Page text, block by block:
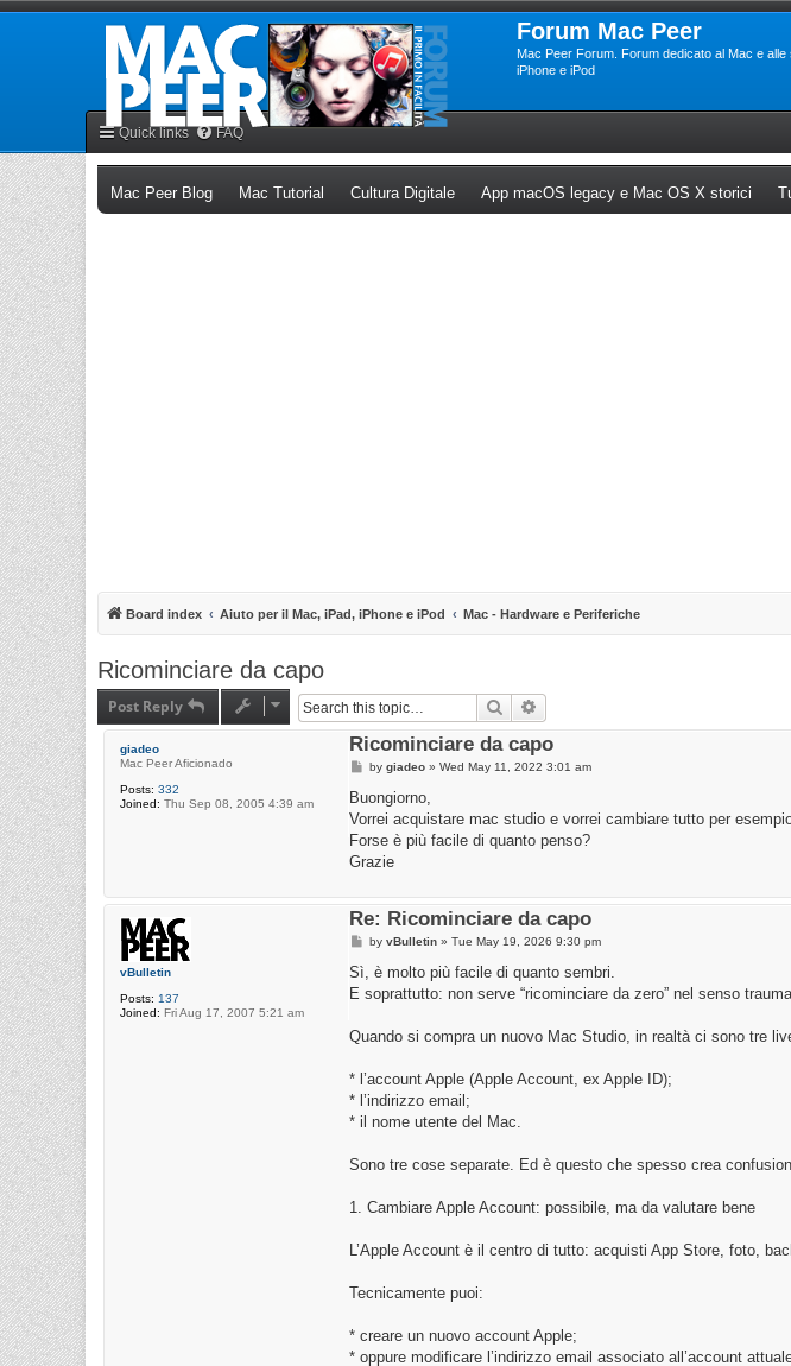
Forum Mac Peer
Mac Peer Forum. Forum dedicato al Mac e alle
iPhone e iPod
Quick links FAQ
Mac Peer Blog(Opens a new tab)
Mac Tutorial (Opens a new tab)
Cultura Digitale(Opens a new tab)
App macOS legacy e Mac OS X storici
Board index Aiuto per il Mac, iPad, iPhone e iPod Mac - Hardware e Periferiche
Ricominciare da capo
Post Reply Search
giadeo
Mac Peer Aficionado
Posts: 332
Joined: Thu Sep 08, 2005 4:39 am
Ricominciare da capo
P
s
by giadeo» Wed May 11, 2022 3:01 am
Buongiorno,
Vorrei acquistare mac studio e vorrei cambiare tutto per
Forse è più facile di quanto penso?
Grazie
vBulletin
Posts: 137
Joined: Fri Aug 17, 2007 5:21 am
Re: Ricominciare da capo
P
t
by vBulletin» Tue May 19, 2026 9:30 pm
Sì, è molto più facile di quanto sembri.
E soprattutto: non serve “ricominciare da zero” nel senso
Quando si compra un nuovo Mac Studio, in realtà ci sono tre
* l’account Apple (Apple Account, ex Apple ID);
* l’indirizzo email;
* il nome utente del Mac.
Sono tre cose separate. Ed è questo che spesso crea
1. Cambiare Apple Account: possibile, ma da valutare bene
L’Apple Account è il centro di tutto: acquisti App Store, foto,
Tecnicamente puoi:
* creare un nuovo account Apple;
* oppure modificare l’indirizzo email associato all’account